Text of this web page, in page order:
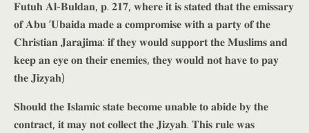
𝐅𝐮𝐭𝐮𝐡 𝐀𝐥-𝐁𝐮𝐥𝐝𝐚𝐧, 𝐩. 𝟐𝟏𝟕, 𝐰𝐡𝐞𝐫𝐞 𝐢𝐭 𝐢𝐬 𝐬𝐭𝐚𝐭𝐞𝐝 𝐭𝐡𝐚𝐭 𝐭𝐡𝐞 𝐞𝐦𝐢𝐬𝐬𝐚𝐫𝐲
𝐨𝐟 𝐀𝐛𝐮 ‘𝐔𝐛𝐚𝐢𝐝𝐚 𝐦𝐚𝐝𝐞 𝐚 𝐜𝐨𝐦𝐩𝐫𝐨𝐦𝐢𝐬𝐞 𝐰𝐢𝐭𝐡 𝐚 𝐩𝐚𝐫𝐭𝐲 𝐨𝐟 𝐭𝐡𝐞
𝐂𝐡𝐫𝐢𝐬𝐭𝐢𝐚𝐧 𝐉𝐚𝐫𝐚𝐣𝐢𝐦𝐚: 𝐢𝐟 𝐭𝐡𝐞𝐲 𝐰𝐨𝐮𝐥𝐝 𝐬𝐮𝐩𝐩𝐨𝐫𝐭 𝐭𝐡𝐞 𝐌𝐮𝐬𝐥𝐢𝐦𝐬 𝐚𝐧𝐝
𝐤𝐞𝐞𝐩 𝐚𝐧 𝐞𝐲𝐞 𝐨𝐧 𝐭𝐡𝐞𝐢𝐫 𝐞𝐧𝐞𝐦𝐢𝐞𝐬, 𝐭𝐡𝐞𝐲 𝐰𝐨𝐮𝐥𝐝 𝐧𝐨𝐭 𝐡𝐚𝐯𝐞 𝐭𝐨 𝐩𝐚𝐲
𝐭𝐡𝐞 𝐉𝐢𝐳𝐲𝐚𝐡)
𝐒𝐡𝐨𝐮𝐥𝐝 𝐭𝐡𝐞 𝐈𝐬𝐥𝐚𝐦𝐢𝐜 𝐬𝐭𝐚𝐭𝐞 𝐛𝐞𝐜𝐨𝐦𝐞 𝐮𝐧𝐚𝐛𝐥𝐞 𝐭𝐨 𝐚𝐛𝐢𝐝𝐞 𝐛𝐲 𝐭𝐡𝐞
𝐜𝐨𝐧𝐭𝐫𝐚𝐜𝐭, 𝐢𝐭 𝐦𝐚𝐲 𝐧𝐨𝐭 𝐜𝐨𝐥𝐥𝐞𝐜𝐭 𝐭𝐡𝐞 𝐉𝐢𝐳𝐲𝐚𝐡. 𝐓𝐡𝐢𝐬 𝐫𝐮𝐥𝐞 𝐰𝐚𝐬